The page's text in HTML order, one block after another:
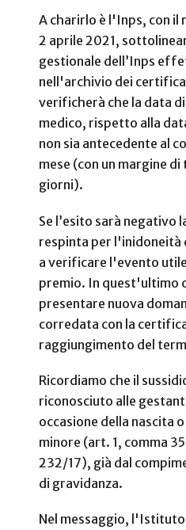
A charirlo è l'Inps, con il
2 aprile 2021,
gestionale dell’Inps
nell'archivio dei
verificherà che la data
medico, rispetto alla
non sia antecedente al
mese (con un margine di
giorni).
Se l’esito sarà negativo
respinta per
a verificare l'evento
premio. In quest'ultimo
presentare nuova
corredata con la
raggiungimento del
Ricordiamo che il
riconosciuto alle
occasione della nascita
minore (art. 1, comma
232/17), già dal
di gravidanza.
Nel messaggio,